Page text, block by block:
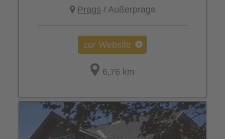
Prags / Außerprags
zur Website
6,76 km